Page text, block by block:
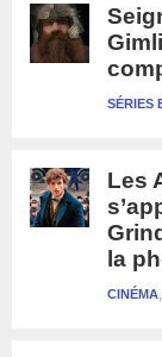
SÉRIES
Les
la
CINÉMA